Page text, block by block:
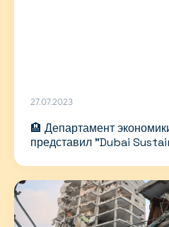
27.07.2023
🏨 Департамент
представил "Dubai